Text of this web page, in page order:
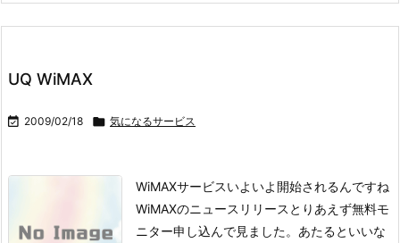
UQ WiMAX
 2009/02/18  気になるサービス
WiMAXサービスいよいよ開始されるんですね
WiMAXのニュースリリース とりあえず無料モ
ニター申し込んで見ました。 あたるといいな